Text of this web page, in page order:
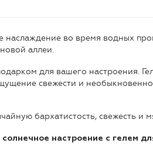
наслаждение во время водных
аллеи.
для вашего настроения.
свежести и
бархатистость, свежесть и
настроение с гелем